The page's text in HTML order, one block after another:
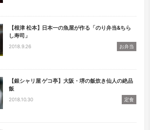
【根津 松本】日本一の魚屋が作る「のり弁当&ちら
し寿司」
2018.9.26 お弁当
【銀シャリ屋 ゲコ亭】大阪・堺の飯炊き仙人の絶品
飯
2018.10.30 定食